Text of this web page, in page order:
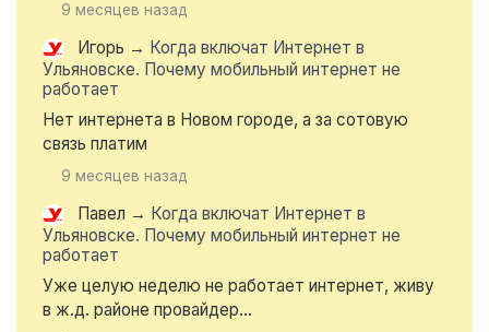
9 месяцев назад
Игорь → Когда включат Интернет в
Ульяновске. Почему мобильный интернет не
работает
Нет интернета в Новом городе, а за сотовую
связь платим
9 месяцев назад
Павел → Когда включат Интернет в
Ульяновске. Почему мобильный интернет не
работает
Уже целую неделю не работает интернет, живу
в ж.д. районе провайдер...